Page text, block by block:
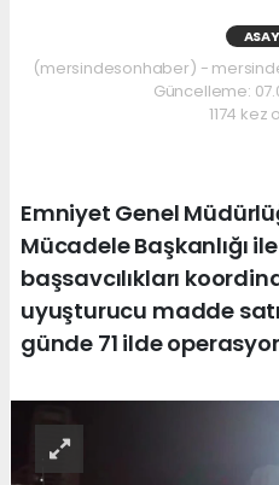
(mersindesonhaber) -
Güncelleme:
1174 kez
Emniyet Genel
Mücadele Başkanlığı
başsavcılıkları
uyuşturucu madde
günde 71 ilde